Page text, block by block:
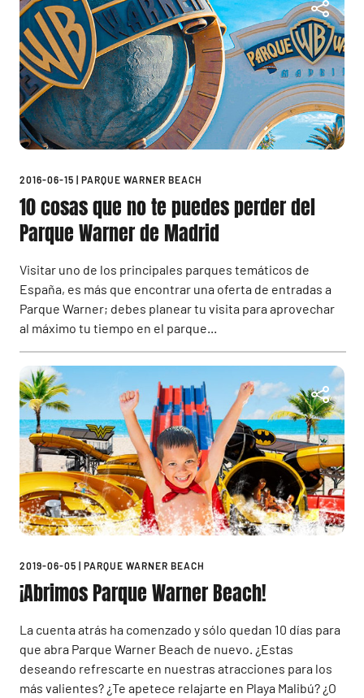
2016-06-15 | PARQUE WARNER BEACH
10 cosas que no te puedes perder del
Parque Warner de Madrid
Visitar uno de los principales parques temáticos de
España, es más que encontrar una oferta de entradas a
Parque Warner; debes planear tu visita para aprovechar
al máximo tu tiempo en el parque...
2019-06-05 | PARQUE WARNER BEACH
¡Abrimos Parque Warner Beach!
La cuenta atrás ha comenzado y sólo quedan 10 días para
que abra Parque Warner Beach de nuevo. ¿Estas
deseando refrescarte en nuestras atracciones para los
más valientes? ¿Te apetece relajarte en Playa Malibú? ¿O